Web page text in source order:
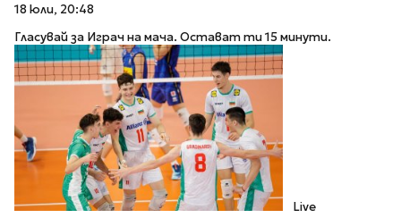
18 юли, 20:48
Гласувай за Играч на мача. Остават ти 15 минути.
Live